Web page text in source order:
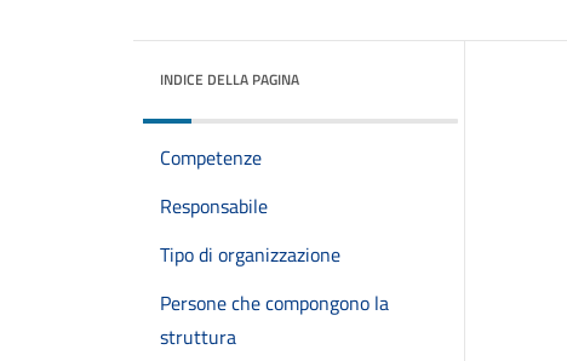
INDICE DELLA PAGINA
Competenze
Responsabile
Tipo di organizzazione
Persone che compongono la
struttura